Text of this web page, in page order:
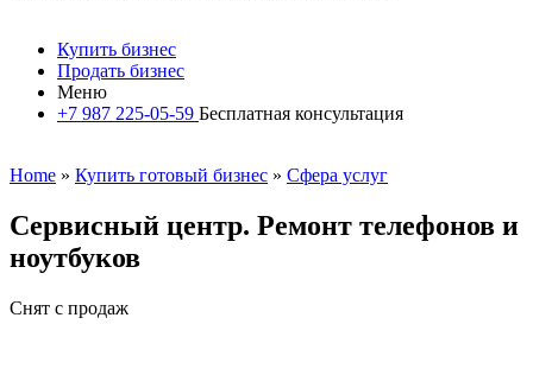
Купить бизнес
Продать бизнес
Меню
+7 987 225-05-59 Бесплатная консультация
Home » Купить готовый бизнес » Сфера услуг
Сервисный центр. Ремонт телефонов и
ноутбуков
Снят с продаж